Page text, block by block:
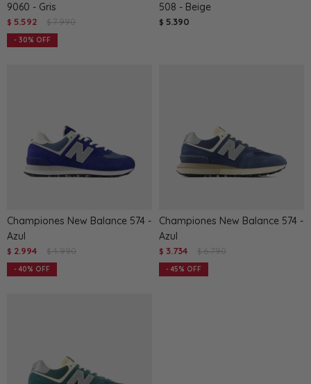
9060 - Gris
$ 5.592 $ 7.990
30
508 - Beige
$ 5.390
Championes New Balance 574 -
Azul
$ 2.994 $ 4.990
40
Championes New Balance 574 -
Azul
$ 3.734 $ 6.790
45